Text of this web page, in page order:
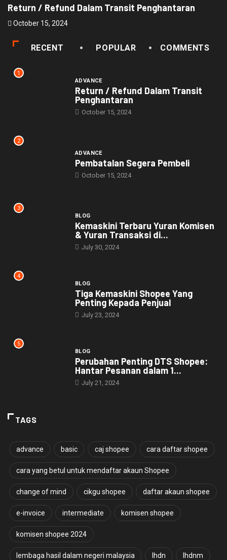
Return / Refund Dalam Transit Penghantaran
October 15, 2024
RECENT POPULAR COMMENTS
1
ADVANCE
Return / Refund Dalam Transit
Penghantaran
October 15, 2024
2
ADVANCE
Pembatalan Segera Pembeli
October 15, 2024
3
BLOG
Kemaskini Terbaru Yuran Komisen
& Yuran Transaksi di...
July 30, 2024
4
BLOG
Tiga Kemaskini Shopee Yang
Penting Kepada Penjual
July 23, 2024
5
BLOG
Perubahan Penting DTS Shopee:
Hantar Pesanan dalam 1...
July 21, 2024
TAGS
advance basic caj shopee cara daftar shopee
cara yang betul untuk mendaftar akaun Shopee
change of mind cikgu shopee daftar akaun shopee
e-invoice intermediate komisen shopee
komisen shopee 2024
lembaga hasil dalam negeri malaysia lhdn lhdnm